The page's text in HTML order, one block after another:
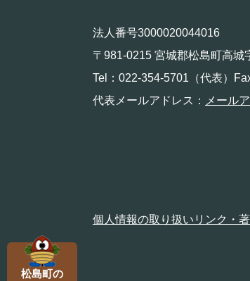
法人番号3000020044016
〒981-0215 宮城郡松島町高城
Tel：022-354-5701（代表）
代表メールアドレス：
メール
個人情報の取り扱い リンク・
松島町の